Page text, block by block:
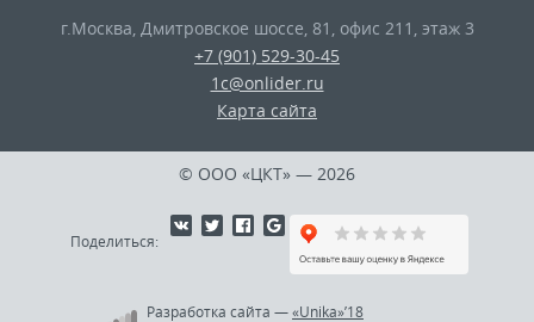
г.Москва Дмитровское шоссе, 81, офис 211, этаж 3
+7 (901) 529-30-45
1c@onlider.ru
Карта сайта
© ООО «ЦКТ» — 2026
Поделиться:
Разработка сайта —«Unika»’18